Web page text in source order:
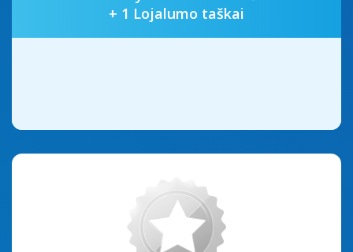
+ 1 Lojalumo taškai